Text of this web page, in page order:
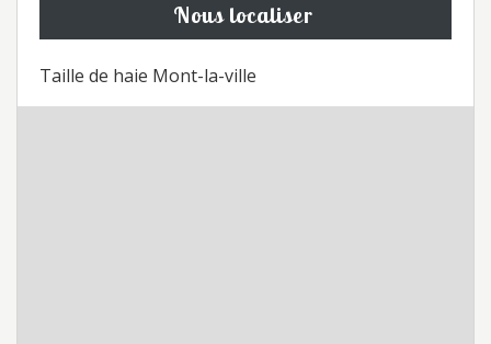
Nous localiser
Taille de haie Mont-la-ville